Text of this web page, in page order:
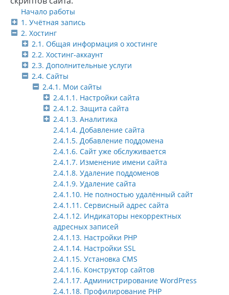
Начало работы
1. Учётная запись
2. Хостинг
2.1. Общая информация о хостинге
2.2. Хостинг-аккаунт
2.3. Дополнительные услуги
2.4. Сайты
2.4.1. Мои сайты
2.4.1.1. Настройки сайта
2.4.1.2. Защита сайта
2.4.1.3. Аналитика
2.4.1.4. Добавление сайта
2.4.1.5. Добавление поддомена
2.4.1.6. Сайт уже обслуживается
2.4.1.7. Изменение имени сайта
2.4.1.8. Удаление поддоменов
2.4.1.9. Удаление сайта
2.4.1.10. Не полностью удалённый сайт
2.4.1.11. Сервисный адрес сайта
2.4.1.12. Индикаторы некорректных
адресных записей
2.4.1.13. Настройки PHP
2.4.1.14. Настройки SSL
2.4.1.15. Установка CMS
2.4.1.16. Конструктор сайтов
2.4.1.17. Администрирование WordPress
2.4.1.18. Профилирование PHP